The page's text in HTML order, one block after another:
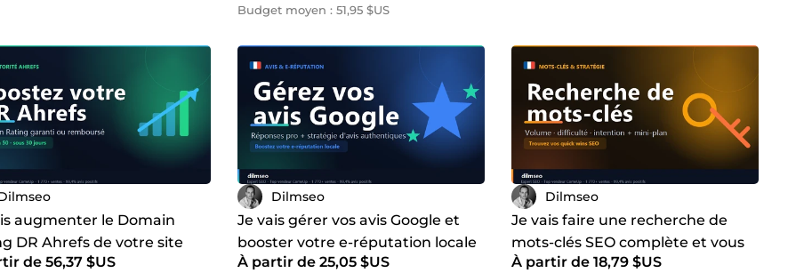
cohérentes
Budget moyen : 51,95 $US
augmenter le Domain
DR Ahrefs de votre site
avec backlinks white hat
de 56,37 $US
Dilmseo
Je vais gérer vos avis Google et
booster votre e-réputation locale
sur votre fiche Google Business
À partir de 25,05 $US
Dilmseo
Je vais faire une recherche de
mots-clés SEO complète et vous
livrer un mini-plan priorisé
À partir de 18,79 $US